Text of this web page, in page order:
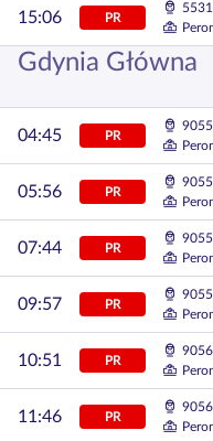
15:06 PR
Gdynia Główna
04:45 PR
05:56 PR
07:44 PR
09:57 PR
10:51 PR
11:46 PR